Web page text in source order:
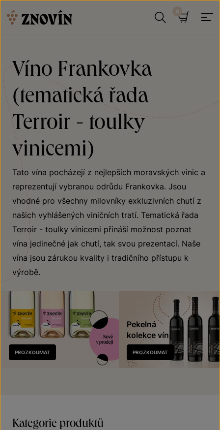
Víno Frankovka
(tematická řada
Terroir - toulky
vinicemi)
Tato vína pocházejí z nejlepších moravských vinic a
reprezentují vybranou odrůdu Frankovka. Jsou
vhodné pro všechny milovníky exkluzivních chutí z
našich vyhlášených viničních tratí. Tematická řada
Terroir - toulky vinicemi přináší možnost poznat
vína jedinečné jak chutí, tak svou prezentací. Naše
vína jsou zárukou kvality i tradičního přístupu k
výrobě.
Nově
v prodeji
PROZKOUMAT
Pekelná
kolekce vín
PROZKOUMAT
Kategorie produktů